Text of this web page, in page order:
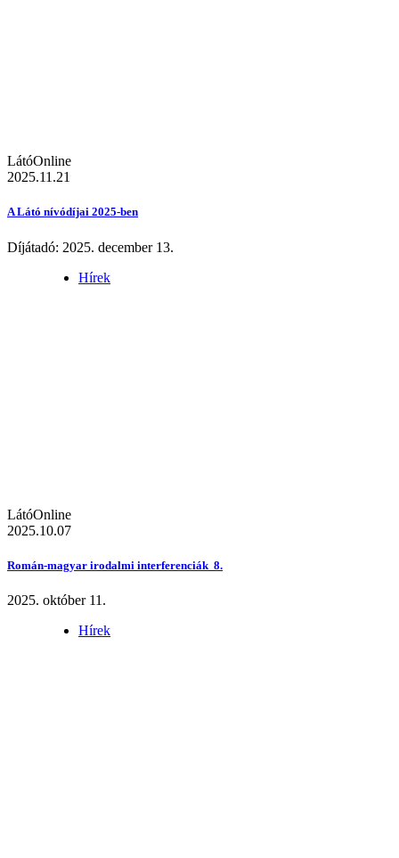
LátóOnline
2025.11.21
A Látó nívódíjai 2025-ben
Díjátadó: 2025. december 13.
Hírek
LátóOnline
2025.10.07
Román-magyar irodalmi interferenciák 8.
2025. október 11.
Hírek